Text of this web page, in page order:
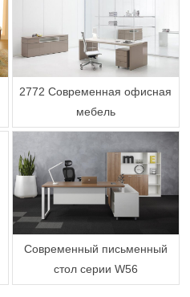
2772 Современная офисная
мебель
Современный письменный
стол серии W56